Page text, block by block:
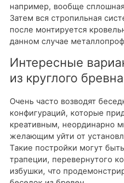
например, вообще
Затем вся стропильная
после монтируется
данном случае
Интересные
из круглого бревна
Очень часто возводят
конфигураций, которые
креативным, неординарно
желающим уйти от
Такие постройки могут
трапеции, перевернутого
избушки, что